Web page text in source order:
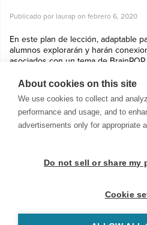
Publicado por laurap on febrero 6, 2020
En este plan de lección, adaptable
alumnos explorarán y harán
asociados con un tema de BrainPOP.
© 1999-2026 BrainPOP.
BrainPOP Maestros is proudly powered by
About cookies on this site
We use cookies to collect and
performance and usage, and to
advertisements only for appropriate
Do not sell or share my
Cookie